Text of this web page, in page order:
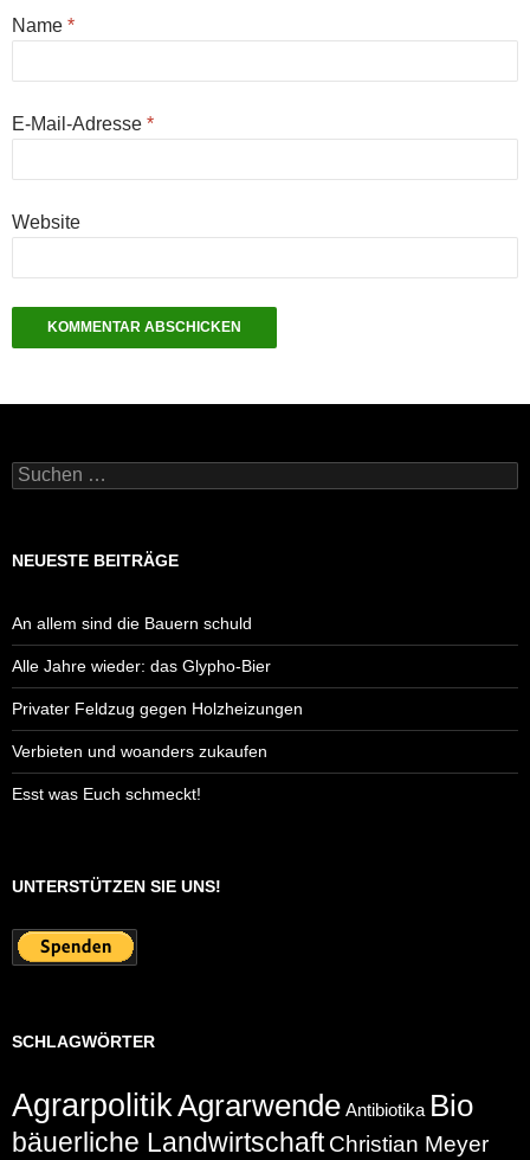
Name *
E-Mail-Adresse *
Website
Suchen
nach:
NEUESTE BEITRÄGE
An allem sind die Bauern schuld
Alle Jahre wieder: das Glypho-Bier
Privater Feldzug gegen Holzheizungen
Verbieten und woanders zukaufen
Esst was Euch schmeckt!
UNTERSTÜTZEN SIE UNS!
SCHLAGWÖRTER
AgrarpolitikAgrarwende Antibiotika Bio
bäuerliche Landwirtschaft Christian Meyer